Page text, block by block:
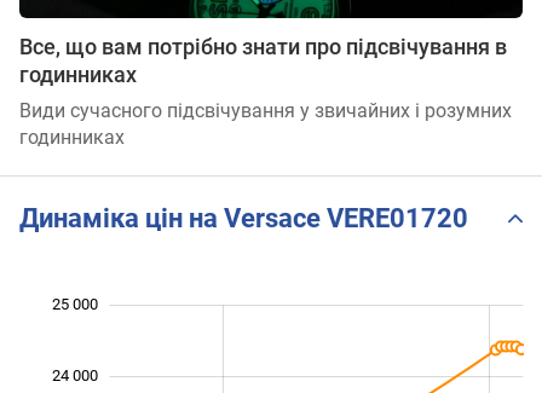
Все, що вам потрібно знати про підсвічування в
годинниках
Види сучасного підсвічування у звичайних і розумних
годинниках
Динаміка цін на Versace VERE01720
24 000
25 000